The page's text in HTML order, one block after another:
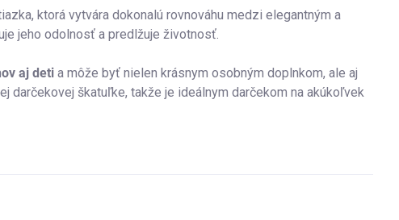
ktorá vytvára dokonalú rovnováhu medzi elegantným a
jeho odolnosť a predlžuje životnosť.
aj deti a môže byť nielen krásnym osobným doplnkom, ale aj
darčekovej škatuľke, takže je ideálnym darčekom na akúkoľvek